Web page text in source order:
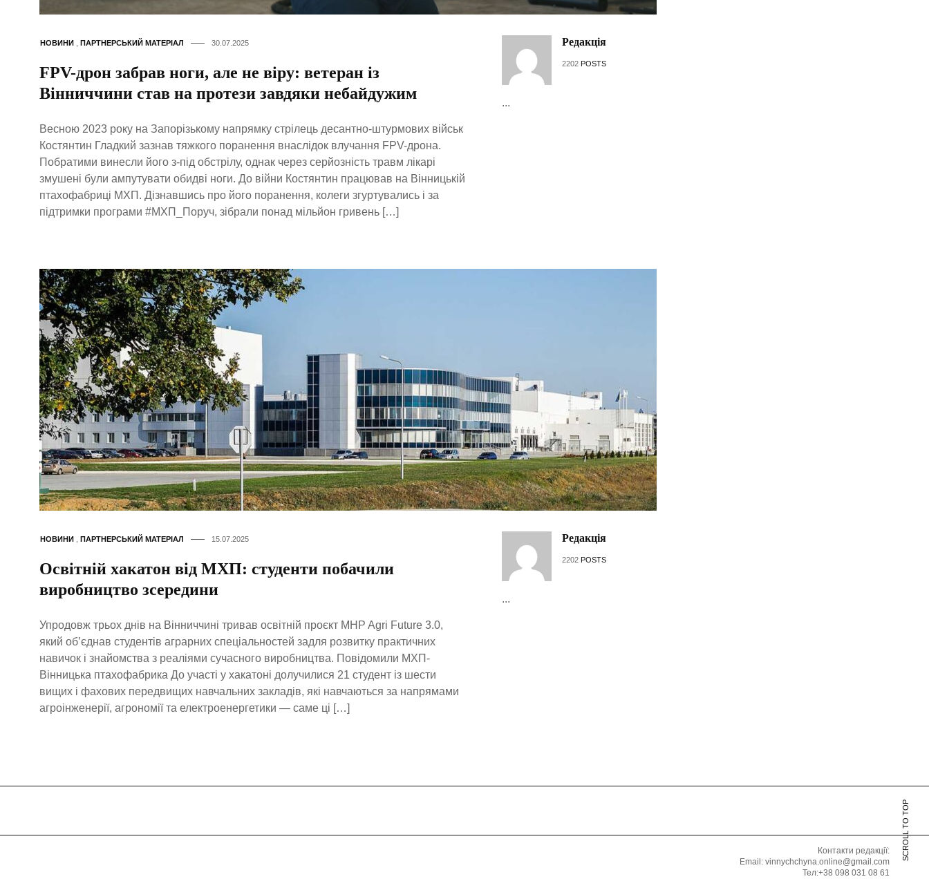
НОВИНИ ПАРТНЕРСЬКИЙ МАТЕРІАЛ 30.07.2025
FPV-дрон забрав ноги, але не віру: ветеран із
Вінниччини став на протези завдяки небайдужим
Весною 2023 року на Запорізькому напрямку стрілець десантно-штурмових військ
Костянтин Гладкий зазнав тяжкого поранення внаслідок влучання FPV-дрона.
Побратими винесли його з-під обстрілу, однак через серйозність травм лікарі
змушені були ампутувати обидві ноги. До війни Костянтин працював на Вінницькій
птахофабриці МХП. Дізнавшись про його поранення, колеги згуртувались і за
підтримки програми #МХП_Поруч, зібрали понад мільйон гривень […]
Редакція
2202 POSTS
...
НОВИНИ ПАРТНЕРСЬКИЙ МАТЕРІАЛ 15.07.2025
Освітній хакатон від МХП: студенти побачили
виробництво зсередини
Упродовж трьох днів на Вінниччині тривав освітній проєкт MHP Agri Future 3.0,
який об’єднав студентів аграрних спеціальностей задля розвитку практичних
навичок і знайомства з реаліями сучасного виробництва. Повідомили МХП-
Вінницька птахофабрика До участі у хакатоні долучилися 21 студент із шести
вищих і фахових передвищих навчальних закладів, які навчаються за напрямами
агроінженерії, агрономії та електроенергетики — саме ці […]
Редакція
2202 POSTS
...
SCROLL TO TOP
Контакти редакції:
Email: vinnychchyna.online@gmail.com
Тел:+38 098 031 08 61